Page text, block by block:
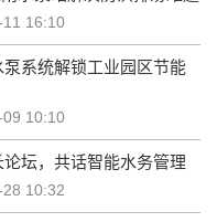
11 16:10
系统解锁工业园区节能
09 10:10
坛，共话智能水务管理
10:32